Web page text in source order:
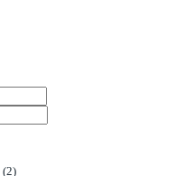
(2)